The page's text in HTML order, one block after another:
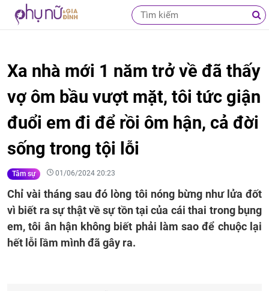
Xa nhà mới 1 năm trở về đã thấy
vợ ôm bầu vượt mặt, tôi tức giận
đuổi em đi để rồi ôm hận, cả đời
sống trong tội lỗi
Tâm sự 01/06/2024 20:23
Chỉ vài tháng sau đó lòng tôi nóng bừng như lửa đốt
vì biết ra sự thật về sự tồn tại của cái thai trong bụng
em, tôi ân hận không biết phải làm sao để chuộc lại
hết lỗi lầm mình đã gây ra.